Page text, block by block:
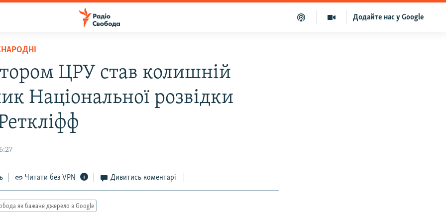
Додайте нас у Google
ЦРУ став колишній
Національної розвідки
Читати без VPN Дивитись коментарі
як бажане джерело в Google